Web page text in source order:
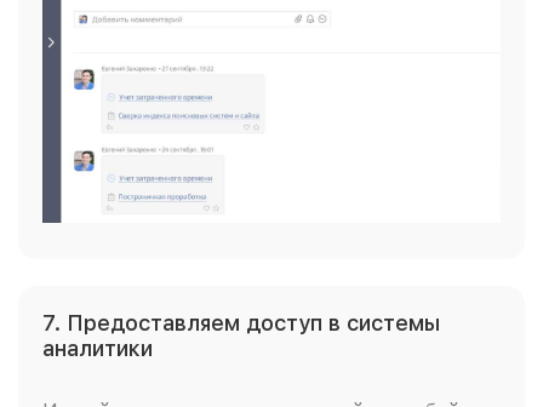
7. Предоставляем доступ в системы
аналитики